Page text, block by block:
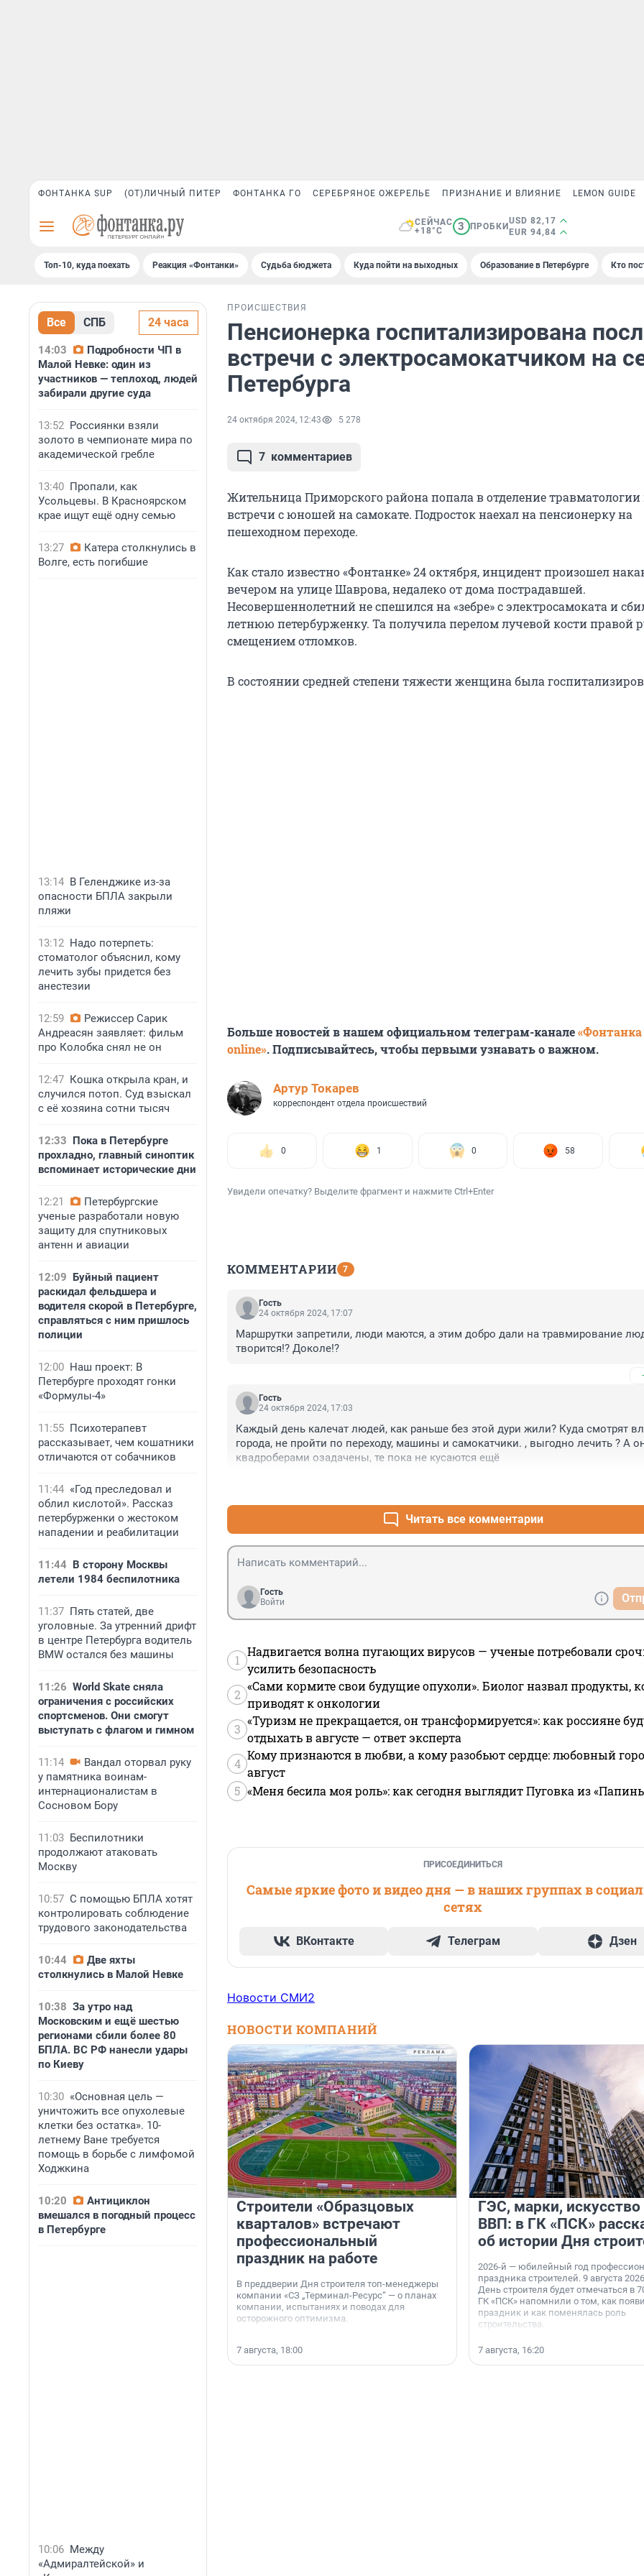
ФОНТАНКА SUP (ОТ)ЛИЧНЫЙ ПИТЕР ФОНТАНКА ГО СЕРЕБРЯНОЕ ОЖЕРЕЛЬЕ ПРИЗНАНИЕ И ВЛИЯНИЕ LEMON GUIDE
СЕЙЧАС
+18°C
3 ПРОБКИ
USD 82,17
EUR 94,84
Топ-10, куда поехать Реакция «Фонтанки» Судьба бюджета Куда пойти на выходных Образование в Петербурге Кто
Все СПБ 24 часа
14:03
Подробности ЧП в
Малой Невке: один из
участников — теплоход, людей
забирали другие суда
13:52 Россиянки взяли
золото в чемпионате мира по
академической гребле
13:40 Пропали, как
Усольцевы. В Красноярском
крае ищут ещё одну семью
13:27
Катера столкнулись в
Волге, есть погибшие
13:14 В Геленджике из-за
опасности БПЛА закрыли
пляжи
13:12 Надо потерпеть:
стоматолог объяснил, кому
лечить зубы придется без
анестезии
12:59
Режиссер Сарик
Андреасян заявляет: фильм
про Колобка снял не он
12:47 Кошка открыла кран, и
случился потоп. Суд взыскал
с её хозяина сотни тысяч
12:33 Пока в Петербурге
прохладно, главный синоптик
вспоминает исторические дни
12:21
Петербургские
ученые разработали новую
защиту для спутниковых
антенн и авиации
12:09 Буйный пациент
раскидал фельдшера и
водителя скорой в Петербурге,
справляться с ним пришлось
полиции
12:00 Наш проект: В
Петербурге проходят гонки
«Формулы-4»
11:55 Психотерапевт
рассказывает, чем кошатники
отличаются от собачников
11:44 «Год преследовал и
облил кислотой». Рассказ
петербурженки о жестоком
нападении и реабилитации
11:44 В сторону Москвы
летели 1984 беспилотника
11:37 Пять статей, две
уголовные. За утренний дрифт
в центре Петербурга водитель
BMW остался без машины
11:26 World Skate сняла
ограничения с российских
спортсменов. Они смогут
выступать с флагом и гимном
11:14
Вандал оторвал руку
у памятника воинам-
интернационалистам в
Сосновом Бору
11:03 Беспилотники
продолжают атаковать
Москву
10:57 С помощью БПЛА хотят
контролировать соблюдение
трудового законодательства
10:44
Две яхты
столкнулись в Малой Невке
10:38 За утро над
Московским и ещё шестью
регионами сбили более 80
БПЛА. ВС РФ нанесли удары
по Киеву
10:30 «Основная цель —
уничтожить все опухолевые
клетки без остатка». 10-
летнему Ване требуется
помощь в борьбе с лимфомой
Ходжкина
10:20
Антициклон
вмешался в погодный процесс
в Петербурге
10:06 Между
«Адмиралтейской» и
ПРОИСШЕСТВИЯ
Пенсионерка госпитализирована
встречи с электросамокатчиком на
Петербурга
24 октября 2024, 12:43 5 278
7 комментариев
Жительница Приморского района попала в отделение травматологии
встречи с юношей на самокате. Подросток наехал на пенсионерку на
пешеходном переходе.
Как стало известно «Фонтанке» 24 октября, инцидент произошел
вечером на улице Шаврова, недалеко от дома пострадавшей.
Несовершеннолетний не спешился на «зебре» с электросамоката и
летнюю петербурженку. Та получила перелом лучевой кости правой
смещением отломков.
В состоянии средней степени тяжести женщина была
Больше новостей в нашем официальном телеграм-канале«Фонтанка
online». Подписывайтесь, чтобы первыми узнавать о важном.
Артур Токарев
корреспондент отдела происшествий
0 1 0 58
Увидели опечатку? Выделите фрагмент и нажмите Ctrl+Enter
КОММЕНТАРИИ 7
Гость
24 октября 2024, 17:07
Маршрутки запретили, люди маются, а этим добро дали на травмирование
творится!? Доколе!?
Гость
24 октября 2024, 17:03
Каждый день калечат людей, как раньше без этой дури жили? Куда смотрят
города, не пройти по переходу, машины и самокатчики. , выгодно лечить ? А
квадроберами озадачены, те пока не кусаются ещё
Читать все комментарии
Гость
Войти
1
Надвигается волна пугающих вирусов — ученые потребовали
усилить безопасность
2
«Сами кормите свои будущие опухоли». Биолог назвал продукты,
приводят к онкологии
3
«Туризм не прекращается, он трансформируется»: как россияне
отдыхать в августе — ответ эксперта
4
Кому признаются в любви, а кому разобьют сердце: любовный
август
5 «Меня бесила моя роль»: как сегодня выглядит Пуговка из
ПРИСОЕДИНИТЬСЯ
Самые яркие фото и видео дня — в наших группах в
сетях
ВКонтакте Телеграм Дзен
Новости СМИ2
НОВОСТИ КОМПАНИЙ
Строители «Образцовых
кварталов» встречают
профессиональный
праздник на работе
В преддверии Дня строителя топ-менеджеры
компании «СЗ „Терминал-Ресурс“ — о планах
компании, испытаниях и поводах для
осторожного оптимизма.
7 августа, 18:00
ГЭС, марки, искусство
ВВП: в ГК «ПСК»
об истории Дня
2026-й — юбилейный год
праздника строителей. 9 августа
День строителя будет отмечаться в
ГК «ПСК» напомнили о том, как
праздник и как поменялась роль
строительства.
7 августа, 16:20